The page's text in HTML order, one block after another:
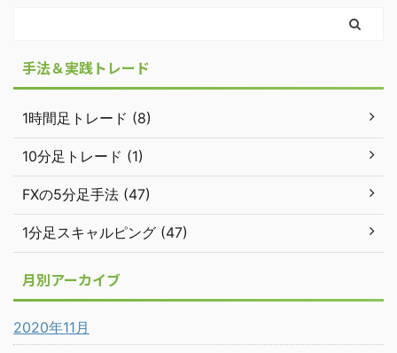
手法＆実践トレード
1時間足トレード (8)
10分足トレード (1)
FXの5分足手法 (47)
1分足スキャルピング (47)
月別アーカイブ
2020年11月